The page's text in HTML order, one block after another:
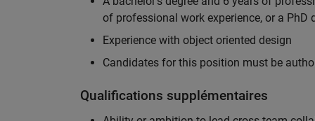
of professional work experience, or a PhD
Experience with object oriented design
Candidates for this position must be
Qualifications supplémentaires